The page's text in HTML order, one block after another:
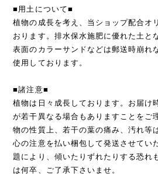
■用土について■
植物の成長を考え、当ショップ配合オ
おります。排水保水施肥に優れた土と
表面のカラーサンドなどは郵送時崩れ
使用しております。
■諸注意■
植物は日々成長しております。お届け
が若干異なる場合もありますことをご
物の性質上、若干の葉の痛み、汚れ等
心の注意を払い梱包して発送させてい
題により、傾いたりずれたりする恐れ
は何卒、ご了承下さいませ。